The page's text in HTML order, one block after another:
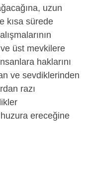
uzun
kısa sürede
üst mevkilere
haklarını
ve sevdiklerinden
razı
ereceğine